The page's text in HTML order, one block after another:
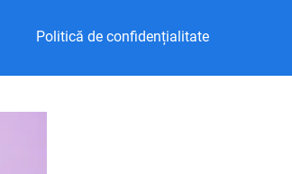
Politică de confidențialitate